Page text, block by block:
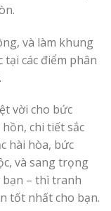
và làm khung
các điểm phân
vời cho bức
chi tiết sắc
hài hòa, bức
và sang trọng
– thì tranh
tốt nhất cho bạn.